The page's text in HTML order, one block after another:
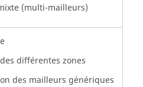
(multi-mailleurs)
différentes zones
des mailleurs génériques